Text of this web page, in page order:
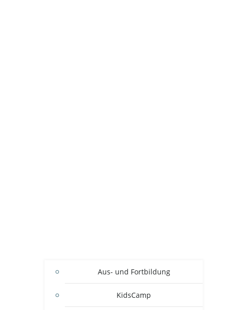
Aus- und Fortbildung
KidsCamp